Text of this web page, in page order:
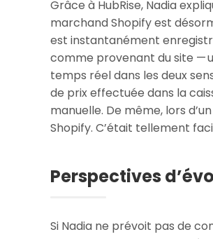
Grâce à HubRise, Nadia
marchand Shopify est
est instantanément
comme provenant du site —
temps réel dans les deux
de prix effectuée dans la
manuelle. De même, lors
Shopify. C’était tellement
Perspectives
Si Nadia ne prévoit pas de